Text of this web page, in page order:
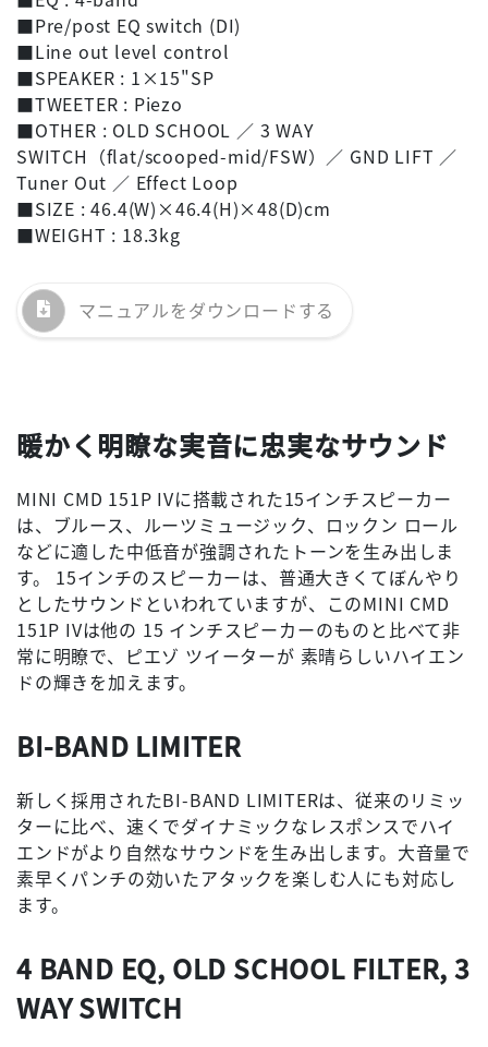
■Pre/post EQ switch (DI)
■Line out level control
■SPEAKER : 1×15"SP
■TWEETER : Piezo
■OTHER : OLD SCHOOL ／ 3 WAY
SWITCH（flat/scooped-mid/FSW）／ GND LIFT ／
Tuner Out ／ Effect Loop
■SIZE : 46.4(W)×46.4(H)×48(D)cm
■WEIGHT : 18.3kg
マニュアルをダウンロードする
暖かく明瞭な実音に忠実なサウンド
MINI CMD 151P IVに搭載された15インチスピーカー
は、ブルース、ルーツミュージック、ロックン ロール
などに適した中低音が強調されたトーンを生み出しま
す。 15インチのスピーカーは、普通大きくてぼんやり
としたサウンドといわれていますが、このMINI CMD
151P IVは他の 15 インチスピーカーのものと比べて非
常に明瞭で、ピエゾ ツイーターが 素晴らしいハイエン
ドの輝きを加えます。
BI-BAND LIMITER
新しく採用されたBI-BAND LIMITERは、従来のリミッ
ターに比べ、速くでダイナミックなレスポンスでハイ
エンドがより自然なサウンドを生み出します。大音量で
素早くパンチの効いたアタックを楽しむ人にも対応し
ます。
4 BAND EQ, OLD SCHOOL FILTER, 3
WAY SWITCH